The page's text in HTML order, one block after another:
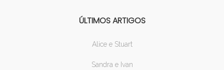
ÚLTIMOS ARTIGOS
Alice e Stuart
Sandra e Ivan